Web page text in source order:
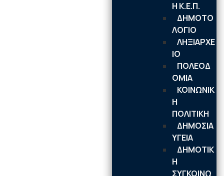
Η Κ.Ε.Π.
ΔΗΜΟΤΟ
ΛΟΓΙΟ
ΛΗΞΙΑΡΧΕ
ΙΟ
ΠΟΛΕΟΔ
ΟΜΙΑ
ΚΟΙΝΩΝΙΚ
Η
ΠΟΛΙΤΙΚΗ
ΔΗΜΟΣΙΑ
ΥΓΕΙΑ
ΔΗΜΟΤΙΚ
Η
ΣΥΓΚΟΙΝΩ